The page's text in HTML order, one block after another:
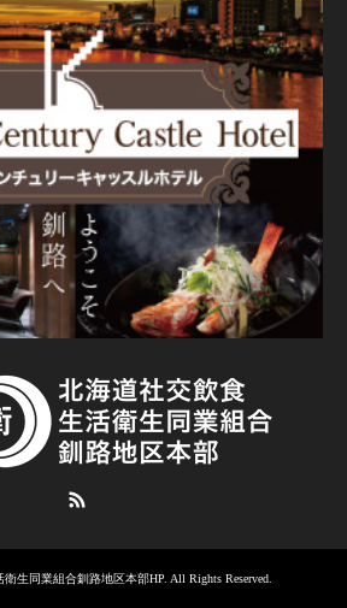
生同業組合釧路地区本部HP. All Rights Reserved.